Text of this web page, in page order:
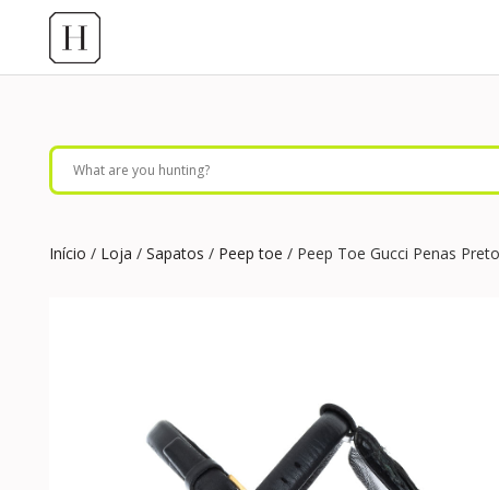
Início / Loja / Sapatos / Peep toe / Peep Toe Gucci Penas Preto